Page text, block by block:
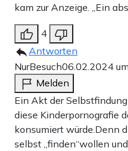
kam zur Anzeige. „Ein
4
Antworten
NurBesuch06.02.2024
Melden
Ein Akt der
diese Kinderpornografie
konsumiert würde.Denn
selbst „finden“wollen